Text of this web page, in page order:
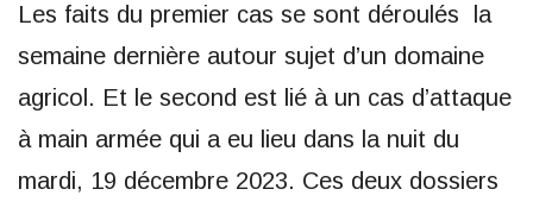
Les faits du premier cas se sont déroulés la
semaine dernière autour sujet d’un domaine
agricol. Et le second est lié à un cas d’attaque
à main armée qui a eu lieu dans la nuit du
mardi, 19 décembre 2023. Ces deux dossiers